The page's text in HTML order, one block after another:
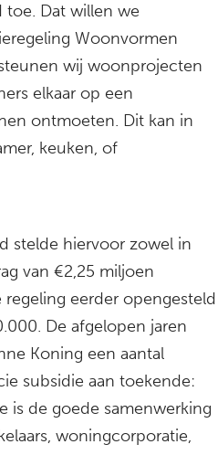
toe. Dat willen we
Woonvormen
wij woonprojecten
elkaar op een
ontmoeten. Dit kan in
keuken, of
stelde hiervoor zowel in
van €2,25 miljoen
regeling eerder opengesteld
De afgelopen jaren
Koning een aantal
subsidie aan toekende:
is de goede samenwerking
woningcorporatie,